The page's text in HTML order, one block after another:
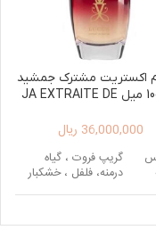
اکستریت مشترک جمشید
لوکا 100 میل JA EXTRAITE DE
36,000,000 ریال
گریپ فروت ، گیاه
درمنه، فلفل ، خشکبار